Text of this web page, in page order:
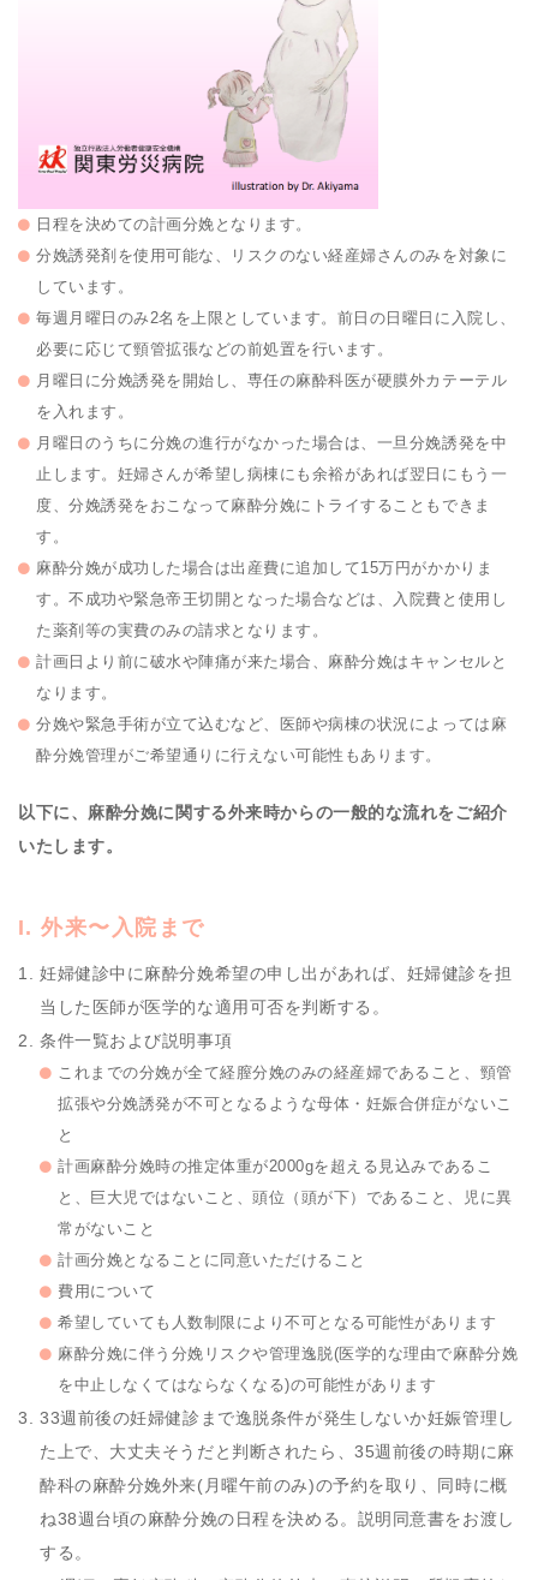
日程を決めての計画分娩となります。
分娩誘発剤を使用可能な、リスクのない経産婦さんのみを対象に
しています。
毎週月曜日のみ2名を上限としています。前日の日曜日に入院し、
必要に応じて頸管拡張などの前処置を行います。
月曜日に分娩誘発を開始し、専任の麻酔科医が硬膜外カテーテル
を入れます。
月曜日のうちに分娩の進行がなかった場合は、一旦分娩誘発を中
止します。妊婦さんが希望し病棟にも余裕があれば翌日にもう一
度、分娩誘発をおこなって麻酔分娩にトライすることもできま
す。
麻酔分娩が成功した場合は出産費に追加して15万円がかかりま
す。不成功や緊急帝王切開となった場合などは、入院費と使用し
た薬剤等の実費のみの請求となります。
計画日より前に破水や陣痛が来た場合、麻酔分娩はキャンセルと
なります。
分娩や緊急手術が立て込むなど、医師や病棟の状況によっては麻
酔分娩管理がご希望通りに行えない可能性もあります。
以下に、麻酔分娩に関する外来時からの一般的な流れをご紹介
いたします。
I. 外来〜入院まで
妊婦健診中に麻酔分娩希望の申し出があれば、妊婦健診を担
当した医師が医学的な適用可否を判断する。
条件一覧および説明事項
これまでの分娩が全て経膣分娩のみの経産婦であること、頸管
拡張や分娩誘発が不可となるような母体・妊娠合併症がないこ
と
計画麻酔分娩時の推定体重が2000gを超える見込みであるこ
と、巨大児ではないこと、頭位（頭が下）であること、児に異
常がないこと
計画分娩となることに同意いただけること
費用について
希望していても人数制限により不可となる可能性があります
麻酔分娩に伴う分娩リスクや管理逸脱(医学的な理由で麻酔分娩
を中止しなくてはならなくなる)の可能性があります
33週前後の妊婦健診まで逸脱条件が発生しないか妊娠管理し
た上で、大丈夫そうだと判断されたら、35週前後の時期に麻
酔科の麻酔分娩外来(月曜午前のみ)の予約を取り、同時に概
ね38週台頃の麻酔分娩の日程を決める。説明同意書をお渡し
する。